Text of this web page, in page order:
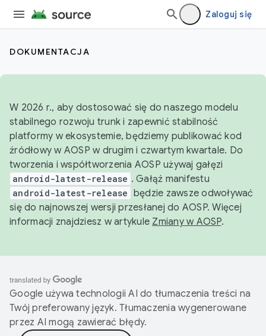
Zaloguj się
DOKUMENTACJA
W 2026 r., aby dostosować się do naszego modelu
stabilnego rozwoju trunk i zapewnić stabilność
platformy w ekosystemie, będziemy publikować kod
źródłowy w AOSP w drugim i czwartym kwartale. Do
tworzenia i współtworzenia AOSP używaj gałęzi
android-latest-release . Gałąź manifestu
android-latest-release będzie zawsze odwoływać
się do najnowszej wersji przesłanej do AOSP. Więcej
informacji znajdziesz w artykule Zmiany w AOSP.
Google używa technologii AI do tłumaczenia treści na
Twój preferowany język. Tłumaczenia wygenerowane
przez AI mogą zawierać błędy.